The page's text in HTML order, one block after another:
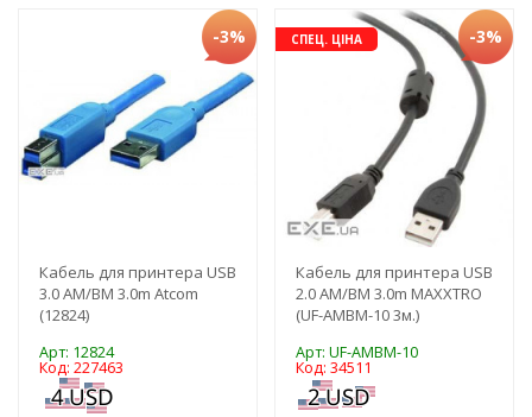
-3%
Кабель для принтера USB
3.0 AM/BM 3.0m Atcom
(12824)
Арт: 12824
Код: 227463
СПЕЦ. ЦІНА -3%
Кабель для принтера USB
2.0 AM/BM 3.0m MAXXTRO
(UF-AMBM-10 3м.)
Арт: UF-AMBM-10
Код: 34511